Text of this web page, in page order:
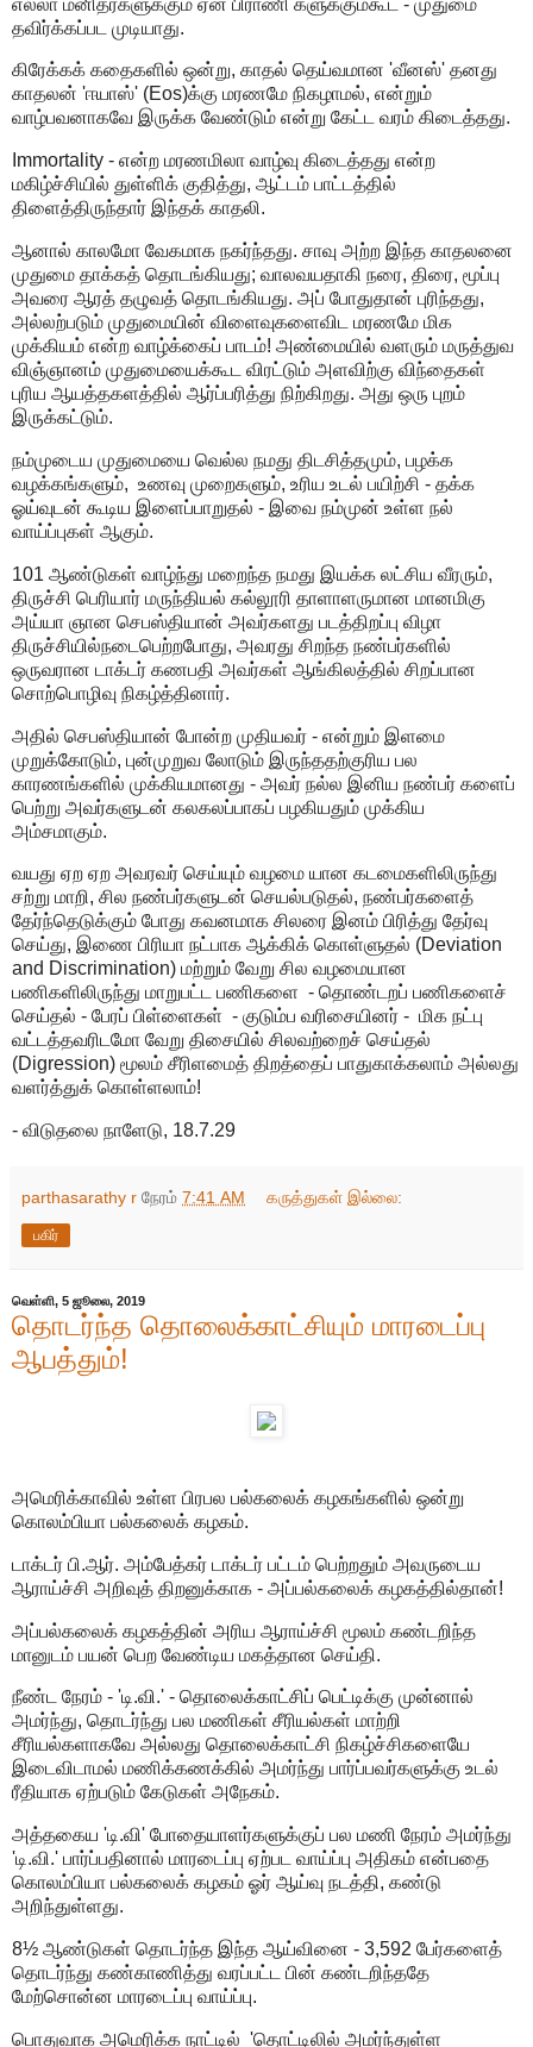
தவிர்க்கப்பட முடியாது.
கிரேக்கக் கதைகளில் ஒன்று, காதல் தெய்வமான 'வீனஸ்' தனது
காதலன் 'ஈயாஸ்' (Eos)க்கு மரணமே நிகழாமல், என்றும்
வாழ்பவனாகவே இருக்க வேண்டும் என்று கேட்ட வரம் கிடைத்தது.
Immortality - என்ற மரணமிலா வாழ்வு கிடைத்தது என்ற
மகிழ்ச்சியில் துள்ளிக் குதித்து, ஆட்டம் பாட்டத்தில்
திளைத்திருந்தார் இந்தக் காதலி.
ஆனால் காலமோ வேகமாக நகர்ந்தது. சாவு அற்ற இந்த காதலனை
முதுமை தாக்கத் தொடங்கியது; வாலவயதாகி நரை, திரை, மூப்பு
அவரை ஆரத் தழுவத் தொடங்கியது. அப் போதுதான் புரிந்தது,
அல்லற்படும் முதுமையின் விளைவுகளைவிட மரணமே மிக
முக்கியம் என்ற வாழ்க்கைப் பாடம்! அண்மையில் வளரும் மருத்துவ
விஞ்ஞானம் முதுமையைக்கூட விரட்டும் அளவிற்கு விந்தைகள்
புரிய ஆயத்தகளத்தில் ஆர்ப்பரித்து நிற்கிறது. அது ஒரு புறம்
இருக்கட்டும்.
நம்முடைய முதுமையை வெல்ல நமது திடசித்தமும், பழக்க
வழக்கங்களும், உணவு முறைகளும், உரிய உடல் பயிற்சி - தக்க
ஓய்வுடன் கூடிய இளைப்பாறுதல் - இவை நம்முன் உள்ள நல்
வாய்ப்புகள் ஆகும்.
101 ஆண்டுகள் வாழ்ந்து மறைந்த நமது இயக்க லட்சிய வீரரும்,
திருச்சி பெரியார் மருந்தியல் கல்லூரி தாளாளருமான மானமிகு
அய்யா ஞான செபஸ்தியான் அவர்களது படத்திறப்பு விழா
திருச்சியில்நடைபெற்றபோது, அவரது சிறந்த நண்பர்களில்
ஒருவரான டாக்டர் கணபதி அவர்கள் ஆங்கிலத்தில் சிறப்பான
சொற்பொழிவு நிகழ்த்தினார்.
அதில் செபஸ்தியான் போன்ற முதியவர் - என்றும் இளமை
முறுக்கோடும், புன்முறுவ லோடும் இருந்ததற்குரிய பல
காரணங்களில் முக்கியமானது - அவர் நல்ல இனிய நண்பர் களைப்
பெற்று அவர்களுடன் கலகலப்பாகப் பழகியதும் முக்கிய
அம்சமாகும்.
வயது ஏற ஏற அவரவர் செய்யும் வழமை யான கடமைகளிலிருந்து
சற்று மாறி, சில நண்பர்களுடன் செயல்படுதல், நண்பர்களைத்
தேர்ந்தெடுக்கும் போது கவனமாக சிலரை இனம் பிரித்து தேர்வு
செய்து, இணை பிரியா நட்பாக ஆக்கிக் கொள்ளுதல் (Deviation
and Discrimination) மற்றும் வேறு சில வழமையான
பணிகளிலிருந்து மாறுபட்ட பணிகளை - தொண்டறப் பணிகளைச்
செய்தல் - பேரப் பிள்ளைகள் - குடும்ப வரிசையினர் - மிக நட்பு
வட்டத்தவரிடமோ வேறு திசையில் சிலவற்றைச் செய்தல்
(Digression) மூலம் சீரிளமைத் திறத்தைப் பாதுகாக்கலாம் அல்லது
வளர்த்துக் கொள்ளலாம்!
- விடுதலை நாளேடு, 18.7.29
parthasarathy r நேரம் 7:41 AM கருத்துகள் இல்லை:
பகிர்
வெள்ளி, 5 ஜூலை, 2019
தொடர்ந்த தொலைக்காட்சியும் மாரடைப்பு
ஆபத்தும்!
அமெரிக்காவில் உள்ள பிரபல பல்கலைக் கழகங்களில் ஒன்று
கொலம்பியா பல்கலைக் கழகம்.
டாக்டர் பி.ஆர். அம்பேத்கர் டாக்டர் பட்டம் பெற்றதும் அவருடைய
ஆராய்ச்சி அறிவுத் திறனுக்காக - அப்பல்கலைக் கழகத்தில்தான்!
அப்பல்கலைக் கழகத்தின் அரிய ஆராய்ச்சி மூலம் கண்டறிந்த
மானுடம் பயன் பெற வேண்டிய மகத்தான செய்தி.
நீண்ட நேரம் - 'டி.வி.' - தொலைக்காட்சிப் பெட்டிக்கு முன்னால்
அமர்ந்து, தொடர்ந்து பல மணிகள் சீரியல்கள் மாற்றி
சீரியல்களாகவே அல்லது தொலைக்காட்சி நிகழ்ச்சிகளையே
இடைவிடாமல் மணிக்கணக்கில் அமர்ந்து பார்ப்பவர்களுக்கு உடல்
ரீதியாக ஏற்படும் கேடுகள் அநேகம்.
அத்தகைய 'டி.வி' போதையாளர்களுக்குப் பல மணி நேரம் அமர்ந்து
'டி.வி.' பார்ப்பதினால் மாரடைப்பு ஏற்பட வாய்ப்பு அதிகம் என்பதை
கொலம்பியா பல்கலைக் கழகம் ஓர் ஆய்வு நடத்தி, கண்டு
அறிந்துள்ளது.
8½ ஆண்டுகள் தொடர்ந்த இந்த ஆய்வினை - 3,592 பேர்களைத்
தொடர்ந்து கண்காணித்து வரப்பட்ட பின் கண்டறிந்ததே
மேற்சொன்ன மாரடைப்பு வாய்ப்பு.
பொதுவாக அமெரிக்க நாட்டில் 'தொட்டிலில் அமர்ந்துள்ள